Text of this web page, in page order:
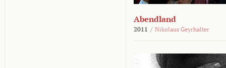
Abendland
2011 / Nikolaus Geyrhalter